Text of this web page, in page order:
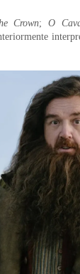
Crown; O